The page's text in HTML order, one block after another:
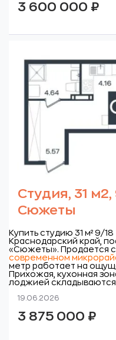
3 600 000 ₽
Студия, 31
Сюжеты
Купить студию 31 м² 9/
Краснодарский край,
«Сюжеты». Продается
современном
метр работает на
Прихожая, кухонная
лоджией
19.06.2026
3 875 000 ₽